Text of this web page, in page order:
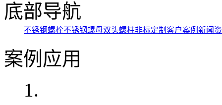
底部导航
不锈钢螺栓不锈钢螺母双头螺柱非标定制 客户案例 新闻
案例应用